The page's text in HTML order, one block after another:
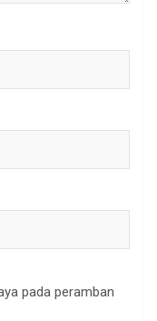
pada peramban